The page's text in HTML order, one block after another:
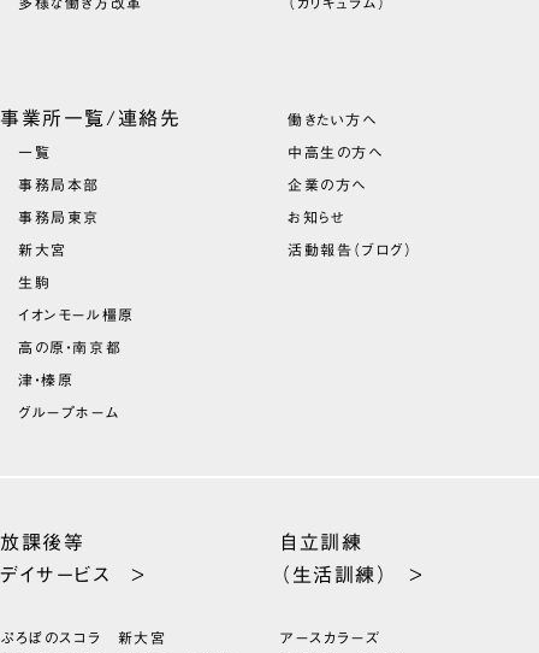
多様な働き方改革 （カリキュラム）
事業所一覧/連絡先
一覧
事務局本部
事務局東京
新大宮
生駒
イオンモール橿原
高の原・南京都
津・榛原
グループホーム
働きたい方へ
中高生の方へ
企業の方へ
お知らせ
活動報告（ブログ）
放課後等
デイサービス >
ぷろぼのスコラ 新大宮
自立訓練
（生活訓練） >
アースカラーズ